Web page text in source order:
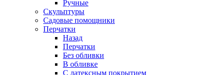
Ручные
Скульптуры
Садовые помощники
Перчатки
Назад
Перчатки
Без обливки
В обливке
С латексным покрытием